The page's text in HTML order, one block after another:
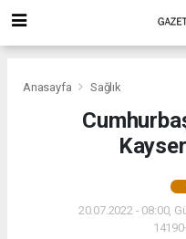
Anasayfa Sağlık
20.07.2022 - 08:00,